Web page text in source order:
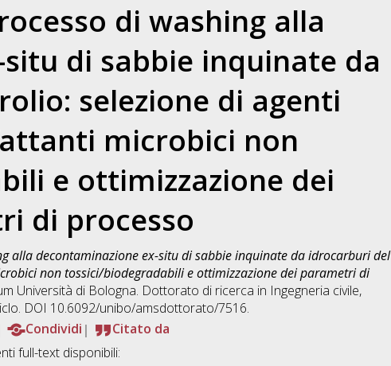
di washing alla
di sabbie inquinate da
selezione di agenti
microbici non
e ottimizzazione dei
di processo
alla decontaminazione ex-situ di sabbie inquinate da idrocarburi del
non tossici/biodegradabili e ottimizzazione dei parametri di
Università di Bologna. Dottorato di ricerca in Ingegneria civile,
DOI 10.6092/unibo/amsdottorato/7516.
Condividi
Citato da
full-text disponibili: